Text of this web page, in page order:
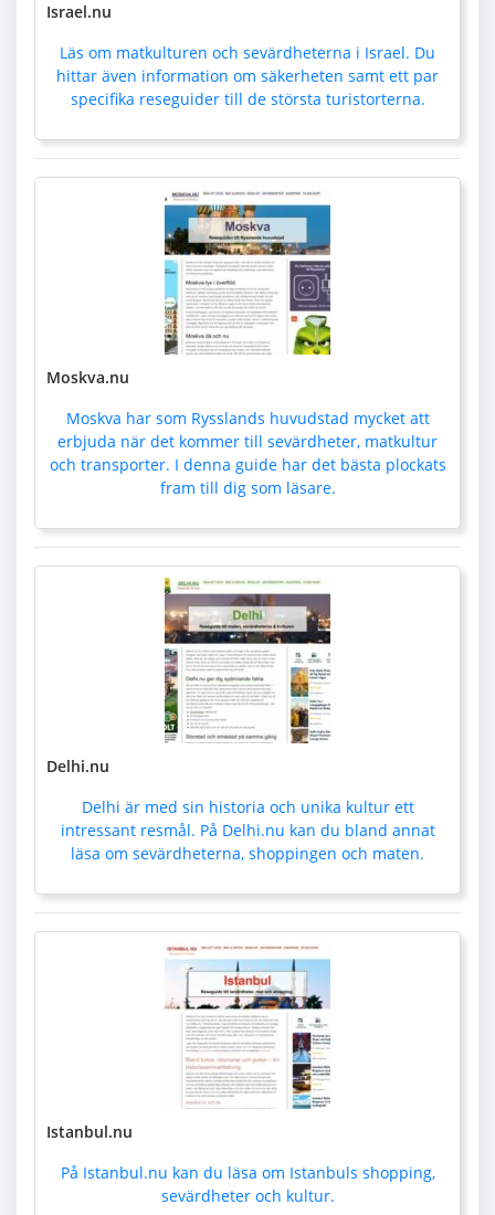
Israel.nu
Läs om matkulturen och sevärdheterna i Israel. Du
hittar även information om säkerheten samt ett par
specifika reseguider till de största turistorterna.
Moskva.nu
Moskva har som Rysslands huvudstad mycket att
erbjuda när det kommer till sevärdheter, matkultur
och transporter. I denna guide har det bästa plockats
fram till dig som läsare.
Delhi.nu
Delhi är med sin historia och unika kultur ett
intressant resmål. På Delhi.nu kan du bland annat
läsa om sevärdheterna, shoppingen och maten.
Istanbul.nu
På Istanbul.nu kan du läsa om Istanbuls shopping,
sevärdheter och kultur.